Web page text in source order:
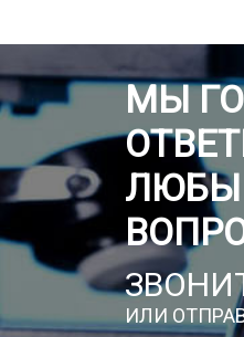
МЫ
ИЛИ